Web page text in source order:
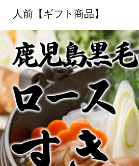
人前【ギフト商品】